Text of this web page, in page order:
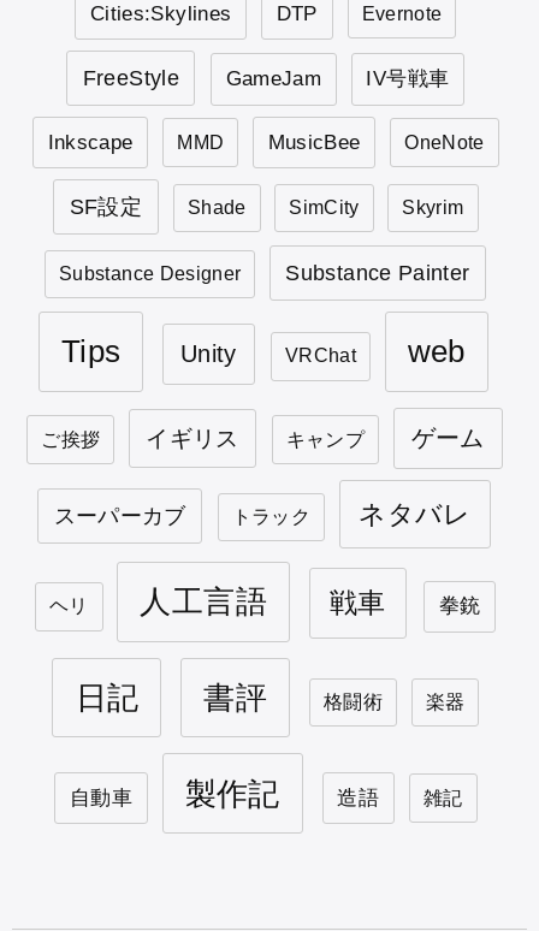
Cities:Skylines DTP Evernote
FreeStyle GameJam IV号戦車
Inkscape MMD MusicBee OneNote
SF設定 Shade SimCity Skyrim
Substance Designer Substance Painter
Tips Unity VRChat web
ご挨拶 イギリス キャンプ ゲーム
スーパーカブ トラック ネタバレ
ヘリ 人工言語 戦車 拳銃
日記 書評 格闘術 楽器
自動車 製作記 造語 雑記